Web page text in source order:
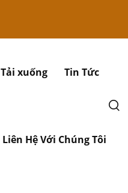
Tải xuống Tin Tức
Liên Hệ Với Chúng Tôi